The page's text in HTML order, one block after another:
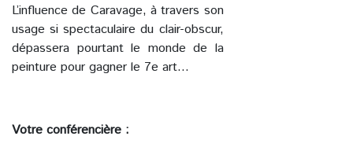
L’influence de Caravage, à travers son
usage si spectaculaire du clair-obscur,
dépassera pourtant le monde de la
peinture pour gagner le 7e art…
Votre conférencière :